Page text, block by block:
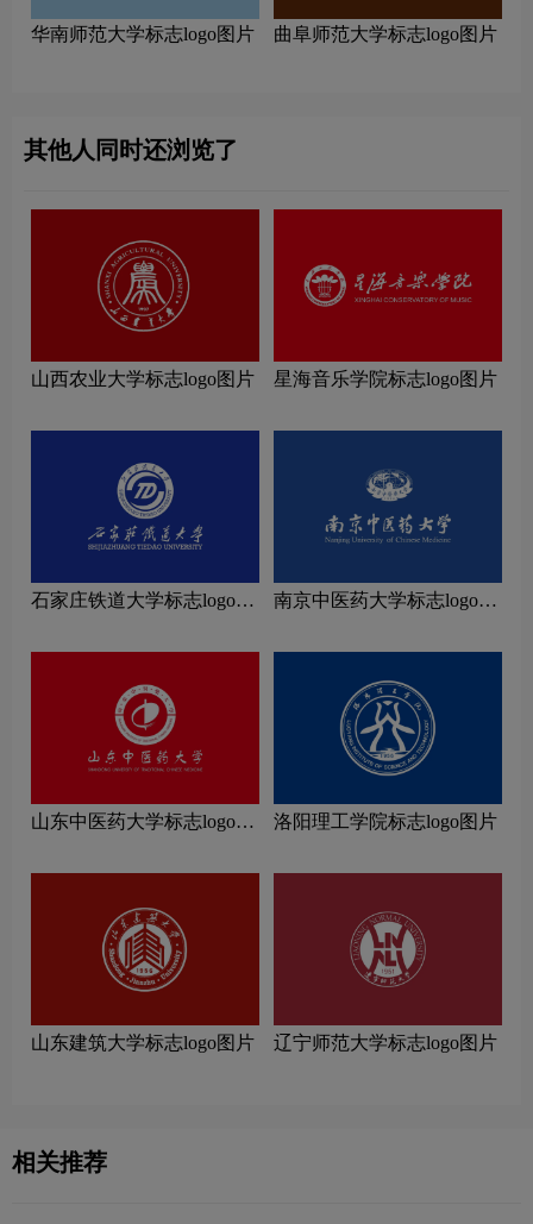
华南师范大学标志logo图片 曲阜师范大学标志logo图片
其他人同时还浏览了
山西农业大学标志logo图片 星海音乐学院标志logo图片
石家庄铁道大学标志logo图
南京中医药大学标志logo图
山东中医药大学标志logo图
洛阳理工学院标志logo图片
山东建筑大学标志logo图片 辽宁师范大学标志logo图片
相关推荐